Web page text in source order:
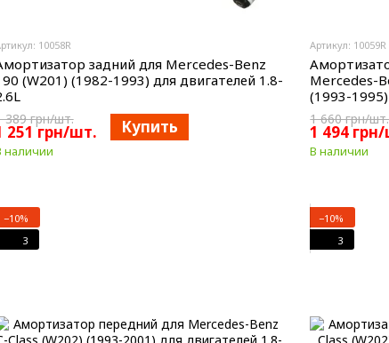
10058R
задний для Mercedes-Benz
(W201) (1982-1993) для двигателей 1.8-
389 грн/шт.
251 грн/шт. Купить
наличии
Артикул: 10059R
Mercedes-
(1993-
1 660 грн/шт.
1 494
В наличии
−10%
3
−10%
3